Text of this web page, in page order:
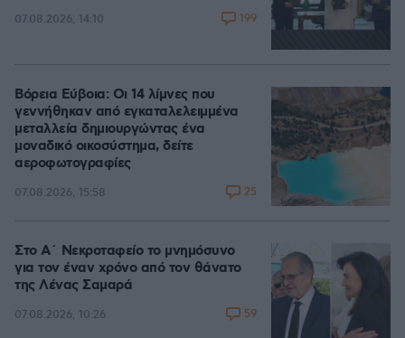
07.08.2026, 14:10 199
Βόρεια Εύβοια: Οι 14 λίμνες που
γεννήθηκαν από εγκαταλελειμμένα
μεταλλεία δημιουργώντας ένα
μοναδικό οικοσύστημα, δείτε
αεροφωτογραφίες
07.08.2026, 15:58 25
Στο Α΄ Νεκροταφείο το μνημόσυνο
για τον έναν χρόνο από τον θάνατο
της Λένας Σαμαρά
07.08.2026, 10:26 59